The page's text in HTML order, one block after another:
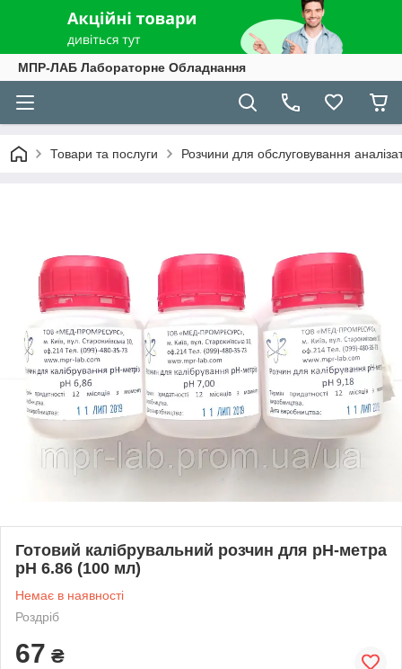
МПР-ЛАБ Лабораторне Обладнання
Товари та послуги Розчини для обслуговування
Готовий калібрувальний розчин для pH-метра
pH 6.86 (100 мл)
Немає в наявності
Роздріб
67 ₴